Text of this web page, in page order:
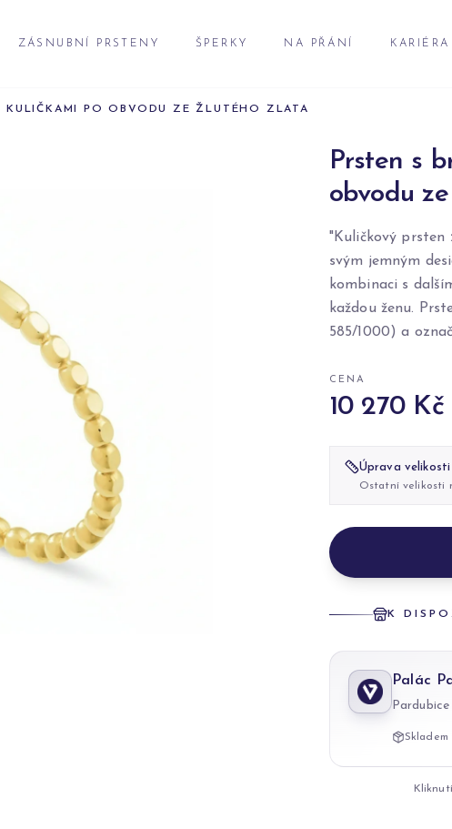
ZÁSNUBNÍ PRSTENY ŠPERKY NA PŘÁNÍ KARIÉRA
KULIČKAMI PO OBVODU ZE ŽLUTÉHO ZLATA
Prsten s
obvodu
"Kuličkový prsten
svým jemným
kombinaci s
každou ženu.
585/1000) a
CENA
10 270 Kč
Úprava velikosti
Ostatní velikosti
K
Palác
Pardubice
Skladem